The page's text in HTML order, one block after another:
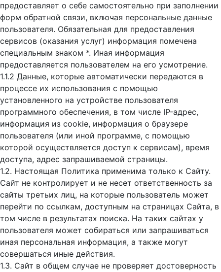
предоставляет о себе самостоятельно при заполнении
форм обратной связи, включая персональные данные
пользователя. Обязательная для предоставления
сервисов (оказания услуг) информация помечена
специальным знаком *. Иная информация
предоставляется пользователем на его усмотрение.
1.1.2 Данные, которые автоматически передаются в
процессе их использования с помощью
установленного на устройстве пользователя
программного обеспечения, в том числе IP-адрес,
информация из cookie, информация о браузере
пользователя (или иной программе, с помощью
которой осуществляется доступ к cервисам), время
доступа, адрес запрашиваемой страницы.
1.2. Настоящая Политика применима только к Сайту.
Сайт не контролирует и не несет ответственность за
сайты третьих лиц, на которые пользователь может
перейти по ссылкам, доступным на страницах Сайта, в
том числе в результатах поиска. На таких сайтах у
пользователя может собираться или запрашиваться
иная персональная информация, а также могут
совершаться иные действия.
1.3. Сайт в общем случае не проверяет достоверность